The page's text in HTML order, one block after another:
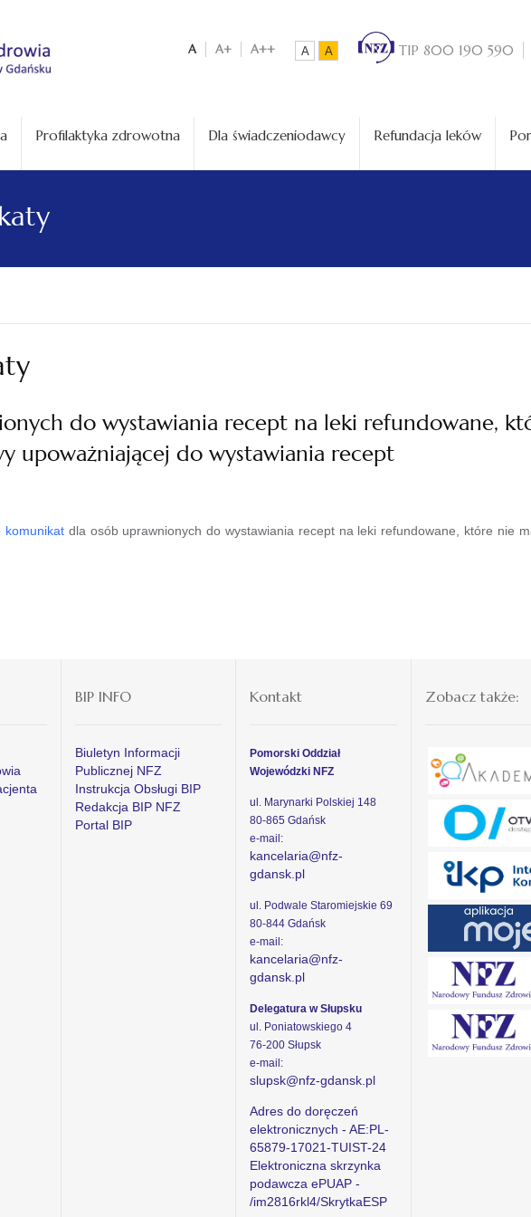
A A+ A++ A A TIP 800 190 590
Profilaktyka zdrowotna Dla świadczeniodawcy Refundacja leków
do wystawiania recept na leki refundowane,
upoważniającej do wystawiania recept
komunikatdla osób uprawnionych do wystawiania recept na leki refundowane, które nie
BIP INFO
Biuletyn Informacji
Publicznej NFZ
Instrukcja Obsługi BIP
Redakcja BIP NFZ
Portal BIP
Kontakt
Pomorski Oddział
Wojewódzki NFZ
ul. Marynarki Polskiej 148
80-865 Gdańsk
e-mail:
kancelaria@nfz-
gdansk.pl
ul. Podwale Staromiejskie 69
80-844 Gdańsk
e-mail:
kancelaria@nfz-
gdansk.pl
Delegatura w Słupsku
ul. Poniatowskiego 4
76-200 Słupsk
e-mail:
slupsk@nfz-gdansk.pl
Adres do doręczeń
elektronicznych - AE:PL-
65879-17021-TUIST-24
Elektroniczna skrzynka
podawcza ePUAP -
/im2816rkl4/SkrytkaESP
Zobacz także: